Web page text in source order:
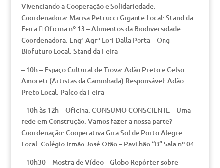
Vivenciando a Cooperação e Solidariedade.
Coordenadora: Marisa Petrucci Gigante Local: Stand da
Feira  Oficina nº 13 – Alimentos da Biodiversidade
Coordenadora: Engª Agrª Lori Dalla Porta – Ong
Biofuturo Local: Stand da Feira
– 10h – Espaço Cultural de Trova: Adão Preto e Celso
Amoreti (Artistas da Caminhada) Responsável: Adão
Preto Local: Palco da Feira
– 10h às 12h – Oficina: CONSUMO CONSCIENTE – Uma
rede em Construção. Vamos fazer a nossa parte?
Coordenação: Cooperativa Gira Sol de Porto Alegre
Local: Colégio Irmão José Otão – Pavilhão “B” Sala nº 04
– 10h30 – Mostra de Vídeo – Globo Repórter sobre